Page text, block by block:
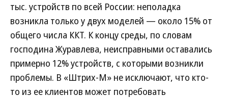
тыс. устройств по всей России: неполадка
возникла только у двух моделей — около 15% от
общего числа ККТ. К концу среды, по словам
господина Журавлева, неисправными оставались
примерно 12% устройств, с которыми возникли
проблемы. В «Штрих-М» не исключают, что кто-
то из ее клиентов может потребовать